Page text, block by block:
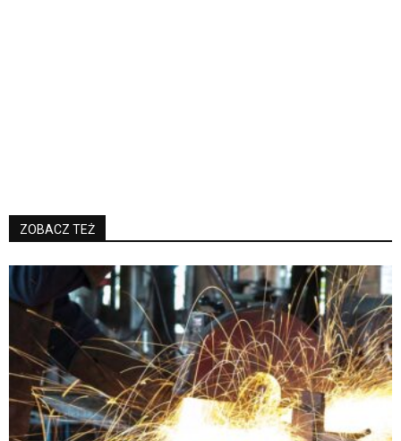
ZOBACZ TEŻ